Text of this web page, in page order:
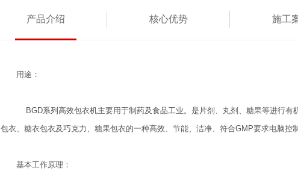
产品介绍 核心优势 施工
用途：
BGD系列高效包衣机主要用于制药及食品工业。是片剂、丸剂、糖果等进行有
包衣、糖衣包衣及巧克力、糖果包衣的一种高效、节能、洁净、符合GMP要求电脑控
基本工作原理：